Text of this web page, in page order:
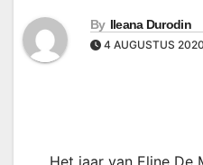
By Ileana Durodin
4 AUGUSTUS 2020
Het jaar van Eline De